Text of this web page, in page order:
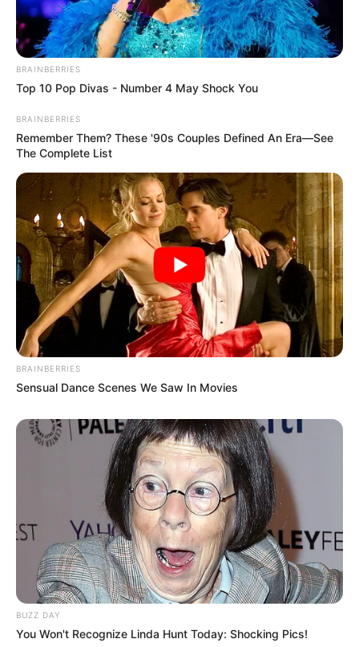
BRAINBERRIES
Top 10 Pop Divas - Number 4 May Shock You
BRAINBERRIES
Remember Them? These '90s Couples Defined An Era—See
The Complete List
BRAINBERRIES
Sensual Dance Scenes We Saw In Movies
BUZZ DAY
You Won't Recognize Linda Hunt Today: Shocking Pics!